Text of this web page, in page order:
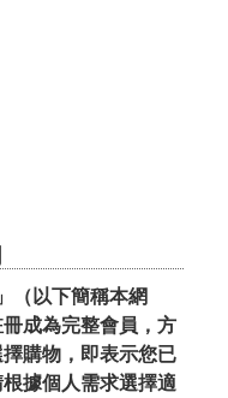
（以下簡稱本網
成為完整會員，方
購物，即表示您已
據個人需求選擇適